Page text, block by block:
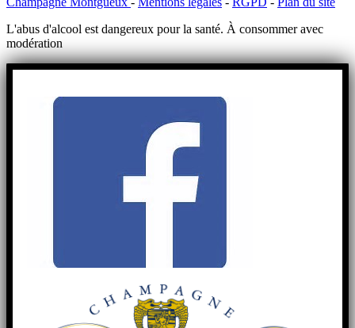
L'abus d'alcool est dangereux pour la santé. À consommer avec
modération